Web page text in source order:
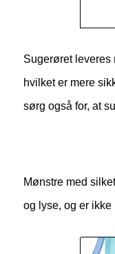
Sugerøret leveres
hvilket er mere
sørg også for, at
Mønstre med
og lyse, og er ikke